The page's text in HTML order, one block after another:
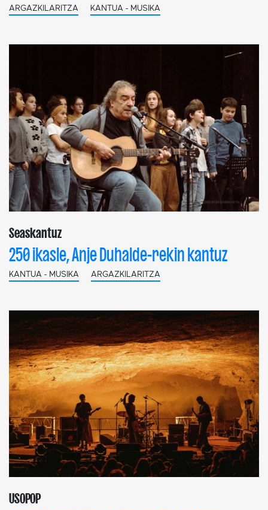
ARGAZKILARITZA KANTUA - MUSIKA
Seaskantuz
250 ikasle, Anje Duhalde-rekin kantuz
KANTUA - MUSIKA ARGAZKILARITZA
USOPOP